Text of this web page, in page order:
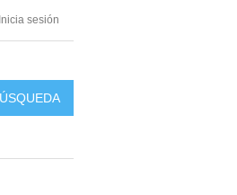
Inicia sesión